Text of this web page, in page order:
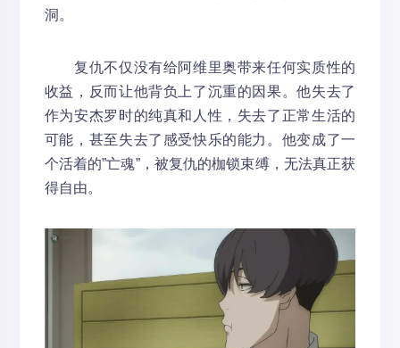
洞。
复仇不仅没有给阿维里奥带来任何实质性的
收益，反而让他背负上了沉重的因果。他失去了
作为安杰罗时的纯真和人性，失去了正常生活的
可能，甚至失去了感受快乐的能力。他变成了一
个活着的”亡魂”，被复仇的枷锁束缚，无法真正获
得自由。